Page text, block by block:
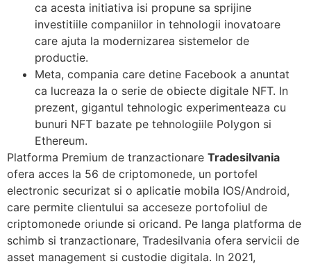
ca acesta initiativa isi propune sa sprijine
investitiile companiilor in tehnologii inovatoare
care ajuta la modernizarea sistemelor de
productie.
Meta, compania care detine Facebook a anuntat
ca lucreaza la o serie de obiecte digitale NFT. In
prezent, gigantul tehnologic experimenteaza cu
bunuri NFT bazate pe tehnologiile Polygon si
Ethereum.
Platforma Premium de tranzactionare Tradesilvania
ofera acces la 56 de criptomonede, un portofel
electronic securizat si o aplicatie mobila IOS/Android,
care permite clientului sa acceseze portofoliul de
criptomonede oriunde si oricand. Pe langa platforma de
schimb si tranzactionare, Tradesilvania ofera servicii de
asset management si custodie digitala. In 2021,